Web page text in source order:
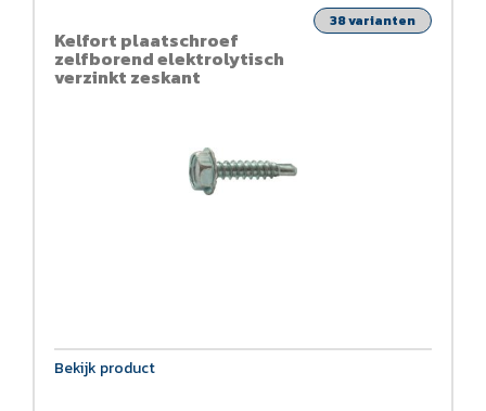
Kelfort plaatschroef
zelfborend elektrolytisch
verzinkt zeskant
38 varianten
Bekijk product